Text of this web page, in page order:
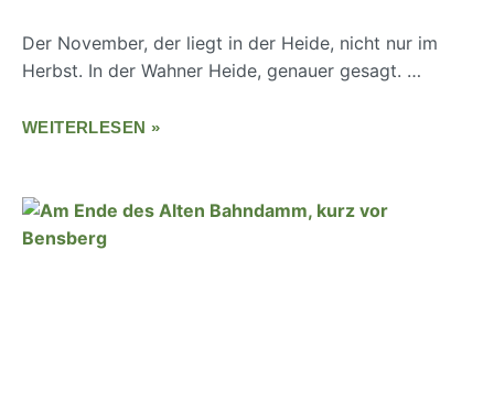
Der November, der liegt in der Heide, nicht nur im
Herbst. In der Wahner Heide, genauer gesagt. …
WEITERLESEN »